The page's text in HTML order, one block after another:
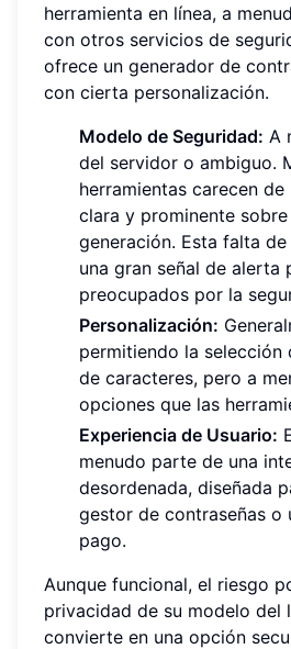
herramienta en línea, a
con otros servicios de
ofrece un generador de
con cierta personalización.
Modelo de Seguridad: A
del servidor o ambiguo.
herramientas carecen
clara y prominente
generación. Esta falta
una gran señal de alerta
preocupados por la
Personalización:
permitiendo la
de caracteres, pero a
opciones que las
Experiencia de Usuario:
menudo parte de una
desordenada, diseñada
gestor de contraseñas o
pago.
Aunque funcional, el riesgo
privacidad de su modelo del
convierte en una opción